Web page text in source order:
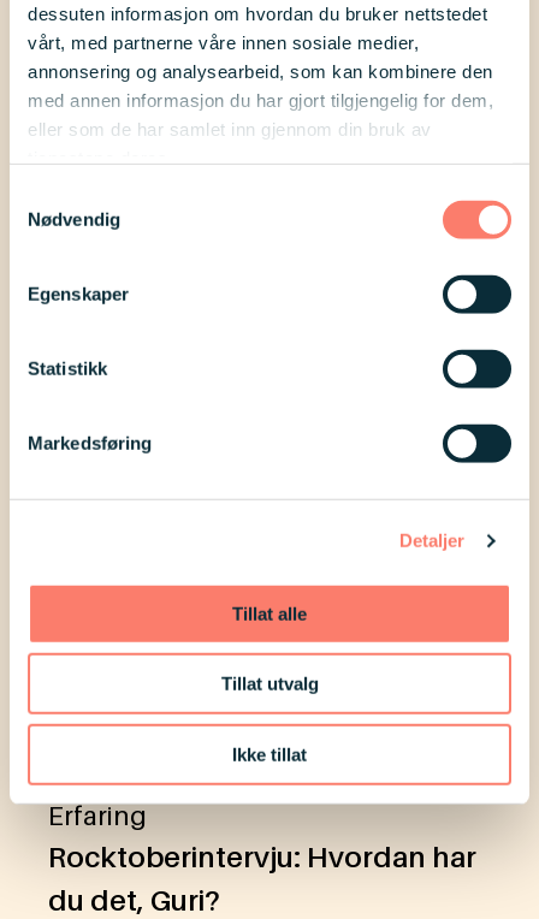
dessuten informasjon om hvordan du bruker nettstedet
vårt, med partnerne våre innen sosiale medier,
annonsering og analysearbeid, som kan kombinere den
med annen informasjon du har gjort tilgjengelig for dem,
eller som de har samlet inn gjennom din bruk av
Nødvendig
Egenskaper
Statistikk
Markedsføring
Detaljer
Tillat alle
Tillat utvalg
Ikke tillat
Vi trekker tre vinnere av
kinogavekort på kr. 500,- blant alle
publiserte intervjuer. Vi annonserer
de tre vinnerne i våre sosiale kanaler
i begynnelsen av november, og tar
også kontakt med vinnerne på e-
intervjuer
Erfaring
Rocktoberintervju: Hvordan har
du det, Guri?